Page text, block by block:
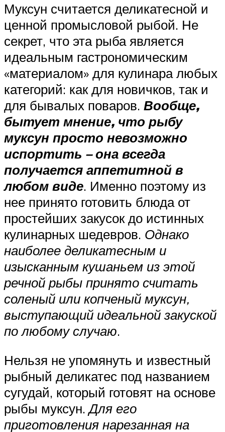
Муксун считается деликатесной и
ценной промысловой рыбой. Не
секрет, что эта рыба является
идеальным гастрономическим
«материалом» для кулинара любых
категорий: как для новичков, так и
для бывалых поваров. Вообще,
бытует мнение, что рыбу
муксун просто невозможно
испортить – она всегда
получается аппетитной в
любом виде. Именно поэтому из
нее принято готовить блюда от
простейших закусок до истинных
кулинарных шедевров. Однако
наиболее деликатесным и
изысканным кушаньем из этой
речной рыбы принято считать
соленый или копченый муксун,
выступающий идеальной закуской
по любому случаю.
Нельзя не упомянуть и известный
рыбный деликатес под названием
сугудай, который готовят на основе
рыбы муксун.Для его
приготовления нарезанная на